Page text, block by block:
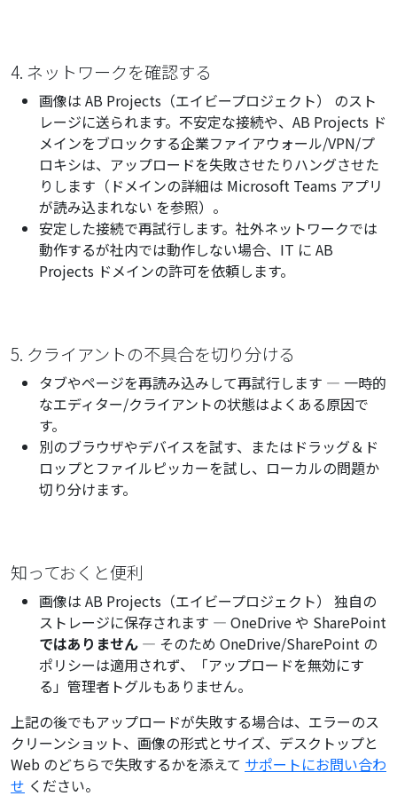
4. ネットワークを確認する
画像は AB Projects（エイビープロジェクト） のスト
レージに送られます。不安定な接続や、AB Projects ド
メインをブロックする企業ファイアウォール/VPN/プ
ロキシは、アップロードを失敗させたりハングさせた
りします（ドメインの詳細は Microsoft Teams アプリ
が読み込まれない を参照）。
安定した接続で再試行します。社外ネットワークでは
動作するが社内では動作しない場合、IT に AB
Projects ドメインの許可を依頼します。
5. クライアントの不具合を切り分ける
タブやページを再読み込みして再試行します — 一時的
なエディター/クライアントの状態はよくある原因で
す。
別のブラウザやデバイスを試す、またはドラッグ＆ド
ロップとファイルピッカーを試し、ローカルの問題か
切り分けます。
知っておくと便利
画像は AB Projects（エイビープロジェクト） 独自の
ストレージに保存されます — OneDrive や SharePoint
ではありません — そのため OneDrive/SharePoint の
ポリシーは適用されず、「アップロードを無効にす
る」管理者トグルもありません。
上記の後でもアップロードが失敗する場合は、エラーのス
クリーンショット、画像の形式とサイズ、デスクトップと
Web のどちらで失敗するかを添えて サポートにお問い合わ
せ ください。